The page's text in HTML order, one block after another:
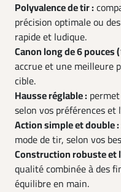
Polyvalence de tir :
précision optimale ou
rapide et ludique.
Canon long de 6 pouces
accrue et une meilleure
cible.
Hausse réglable :
selon vos préférences
Action simple et double :
mode de tir, selon vos
Construction robuste et
qualité combinée à des
équilibre en main.